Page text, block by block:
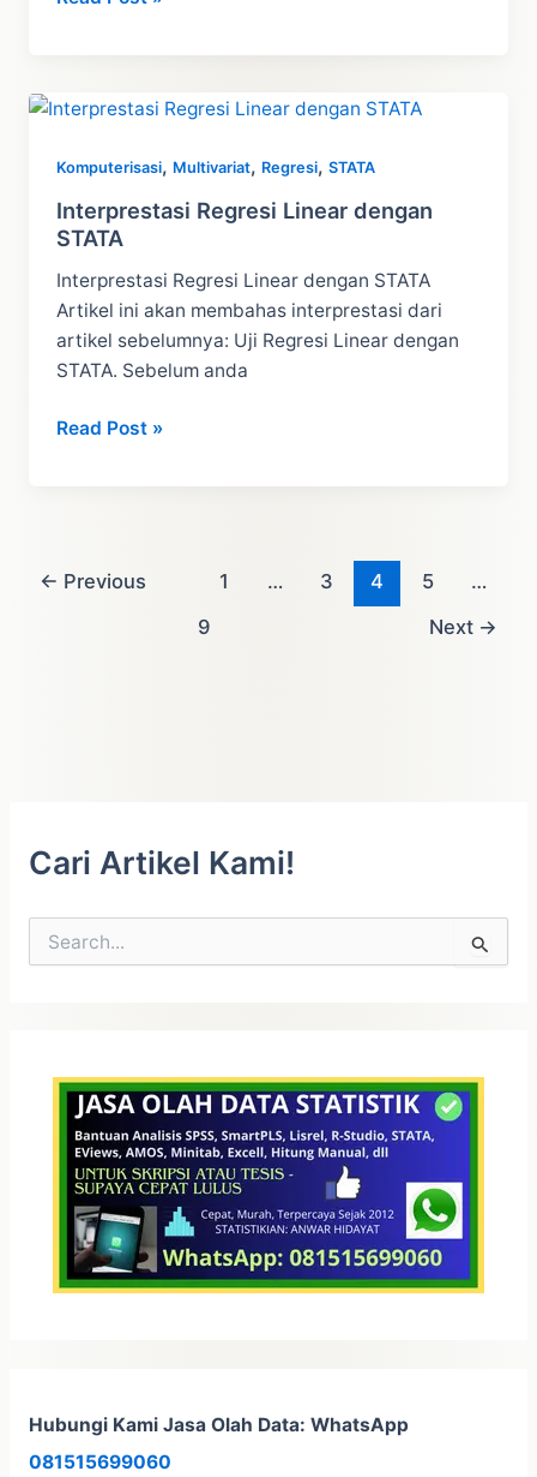
Linear
STATA
Komputerisasi, Multivariat, Regresi,STATA
Interprestasi Regresi Linear dengan
STATA
Interprestasi Regresi Linear dengan STATA
Artikel ini akan membahas interprestasi dari
artikel sebelumnya: Uji Regresi Linear dengan
STATA. Sebelum anda
Interprestasi
Read Post »
← Previous 1 … 3 4 5
…
9
Next →
Cari Artikel Kami!
Hubungi Kami Jasa Olah Data: WhatsApp
081515699060